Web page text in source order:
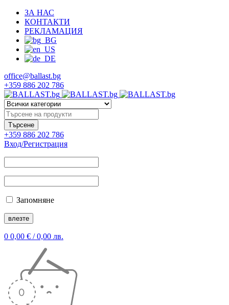
ЗА НАС
КОНТАКТИ
РЕКЛАМАЦИЯ
office@ballast.bg
+359 886 202 786
+359 886 202 786
Вход/Регистрация
Запомняне
0 0,00 € / 0,00 лв.